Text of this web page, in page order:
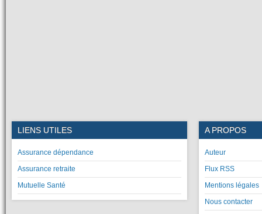
LIENS UTILES
Assurance dépendance
Assurance retraite
Mutuelle Santé
A PROPOS
Auteur
Flux RSS
Mentions légales
Nous contacter